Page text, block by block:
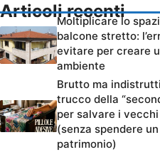
Articoli recenti
Moltiplicare lo
balcone stretto:
evitare per creare
ambiente
Brutto ma
trucco della
per salvare i
(senza spendere un
patrimonio)